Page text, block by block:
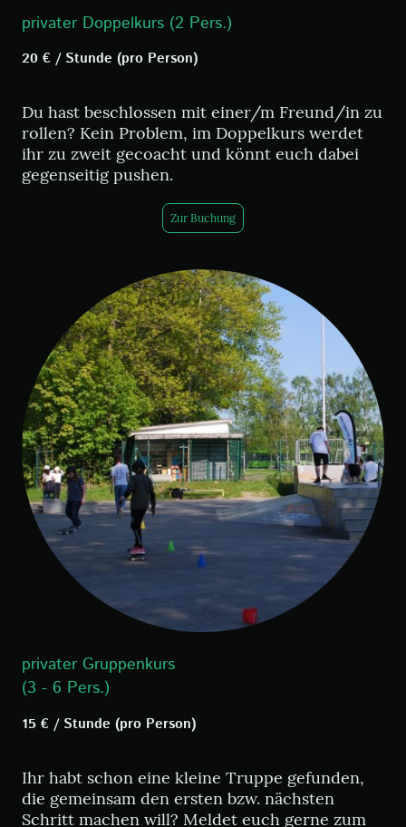
privater Doppelkurs (2 Pers.)
20 € / Stunde (pro Person)
Du hast beschlossen mit einer/m Freund/in zu
rollen? Kein Problem, im Doppelkurs werdet
ihr zu zweit gecoacht und könnt euch dabei
gegenseitig pushen.
Zur Buchung
privater Gruppenkurs
(3 - 6 Pers.)
15 € / Stunde (pro Person)
Ihr habt schon eine kleine Truppe gefunden,
die gemeinsam den ersten bzw. nächsten
Schritt machen will? Meldet euch gerne zum